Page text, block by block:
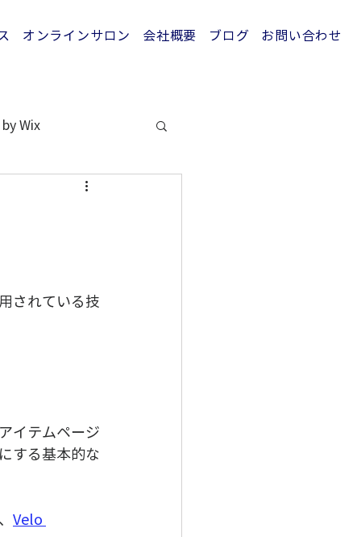
オンラインサロン 会社概要 ブログ お問い合わせ
Wix
されている技
イテムページ
する基本的な
Velo